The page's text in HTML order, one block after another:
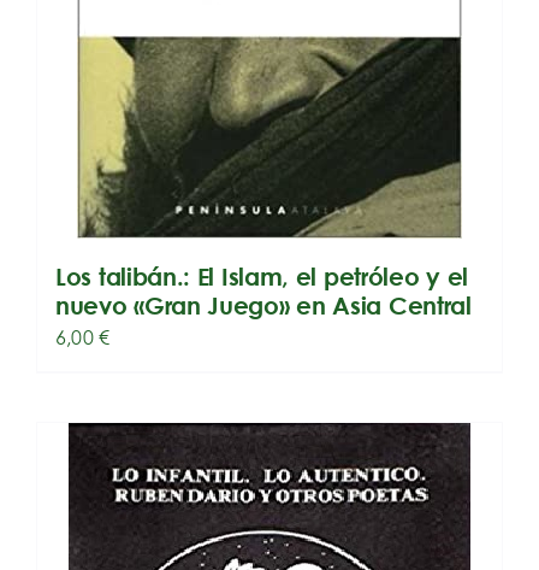
Los talibán.: El Islam, el petróleo y el
nuevo «Gran Juego» en Asia Central
6,00€